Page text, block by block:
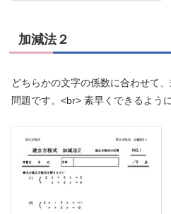
加減法２
どちらかの文字の係数に合わせて
問題です。 <br> 素早くできるよう